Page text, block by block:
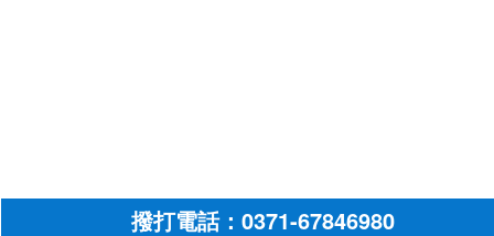
撥打電話：0371-67846980